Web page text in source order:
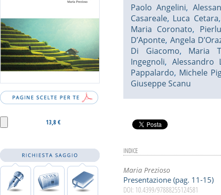
13,8 €
Paolo Angelini,
Casareale, Luca Cetara
Maria Coronato,
D’Aponte, Angela
Di Giacomo, Maria
Ingegnoli, Alessandro
Pappalardo, Michele
Giuseppe Scanu
INDICE
Maria Prezioso
Presentazione (pag. 11-15)
DOI: 10.4399/97888255124581